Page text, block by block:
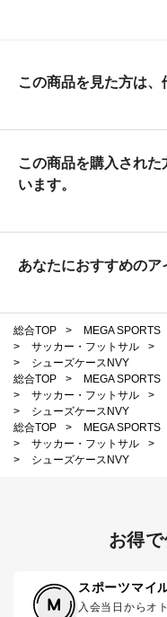
この商品を見た方は
この商品を購入され
います。
あなたにおすすめのア
総合TOP > MEGA SPORTS
>
サッカー・フットサル >
>
シューズケースNVY
総合TOP
> MEGA SPORTS
>
サッカー・フットサル >
>
シューズケースNVY
総合TOP
> MEGA SPORTS
>
サッカー・フットサル >
>
シューズケースNVY
お得
スポーツマイ
入会当日からオ